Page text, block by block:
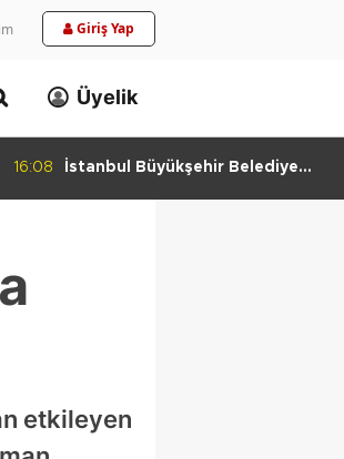
Giriş Yap
Üyelik
16:08
İstanbul Büyükşehir Belediye
etkileyen